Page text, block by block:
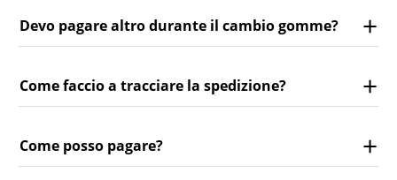
Devo pagare altro durante il cambio gomme?
Come faccio a tracciare la spedizione?
Come posso pagare?